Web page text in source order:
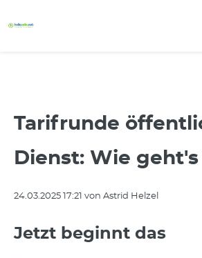
Tarifrunde
Dienst: Wie
24.03.2025 17:21 von Astrid Helzel
Jetzt beginnt das